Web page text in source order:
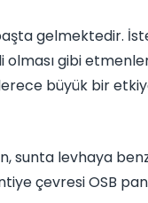
gelmektedir.
olması gibi
büyük bir
sunta levhaya
çevresi OSB